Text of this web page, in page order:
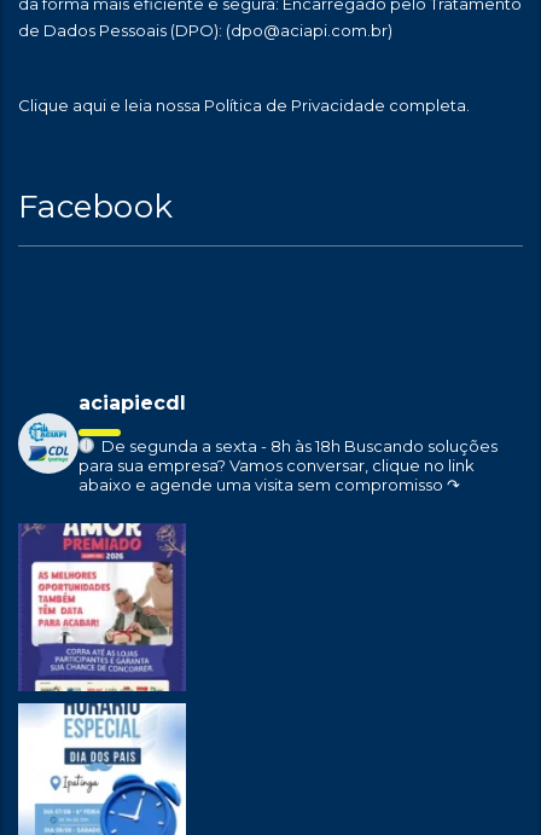
de Dados Pessoais (DPO): (dpo@aciapi.com.br)
Clique aqui e leia nossa Política de Privacidade completa.
Facebook
aciapiecdl
De segunda a sexta - 8h às 18h Buscando soluções
para sua empresa? Vamos conversar, clique no link
abaixo e agende uma visita sem compromisso ↷